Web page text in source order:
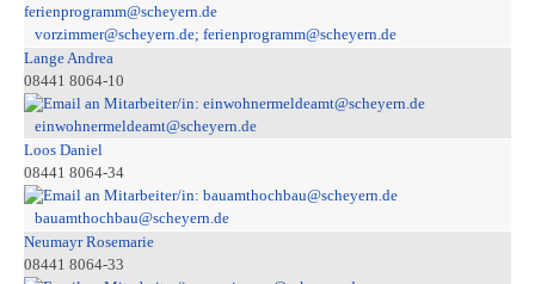
vorzimmer@scheyern.de; ferienprogramm@scheyern.de
Lange Andrea
08441 8064-10
einwohnermeldeamt@scheyern.de
Loos Daniel
08441 8064-34
bauamthochbau@scheyern.de
Neumayr Rosemarie
08441 8064-33